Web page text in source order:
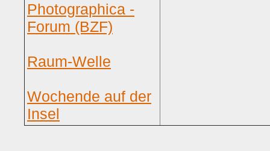
Photographica -
Forum (BZF)
Raum-Welle
Wochende auf der
Insel